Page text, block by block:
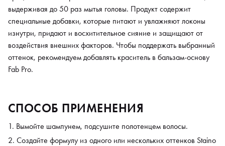
выдерживая до 50 раз мытья головы. Продукт содержит
специальные добавки, которые питают и увлажняют локоны
изнутри, придают и восхитительное сияние и защищают от
воздействия внешних факторов. Чтобы поддержать выбранный
оттенок, рекомендуем добавлять краситель в бальзам-основу
Fab Pro.
СПОСОБ ПРИМЕНЕНИЯ
Вымойте шампунем, подсушите полотенцем волосы.
Создайте формулу из одного или нескольких оттенков Staino